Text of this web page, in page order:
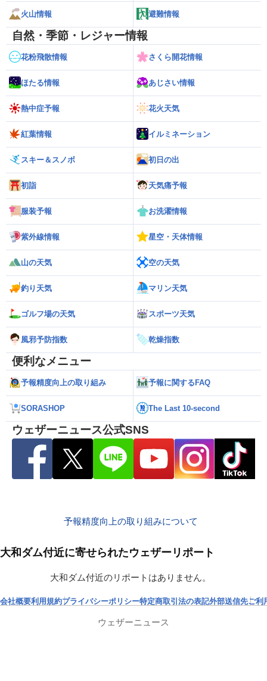
火山情報 避難情報
自然・季節・レジャー情報
花粉飛散情報 さくら開花情報
ほたる情報 あじさい情報
熱中症予報 花火天気
紅葉情報 イルミネーション
スキー＆スノボ 初日の出
初詣 天気痛予報
服装予報 お洗濯情報
紫外線情報 星空・天体情報
山の天気 空の天気
釣り天気 マリン天気
ゴルフ場の天気 スポーツ天気
風邪予防指数 乾燥指数
便利なメニュー
予報精度向上の取り組み 予報に関するFAQ
SORASHOP The Last 10-second
ウェザーニュース公式SNS
予報精度向上の取り組みについて
大和ダム付近に寄せられたウェザーリポート
大和ダム付近のリポートはありません。
会社概要利用規約プライバシーポリシー特定商取引法の表記外部送信先ご利
ウェザーニュース